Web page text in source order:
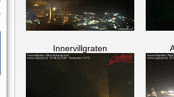
Innervillgraten